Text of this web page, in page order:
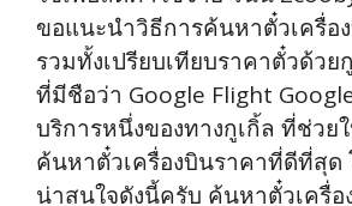
ขอแนะนำวิธีการค้นหาตั๋วเครื่อ
รวมทั้งเปรียบเทียบราคาตั๋วด้วย
ที่มีชือว่า Google Flight
บริการหนึ่งของทางกูเกิ้ล ที่ช่ว
ค้นหาตั๋วเครื่องบินราคาที่ดีที่สุด
น่าสนใจดังนี้ครับ ค้นหาตั๋วเครื่